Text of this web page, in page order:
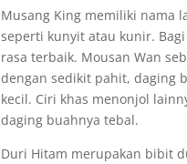
Musang King memiliki nama
seperti kunyit atau kunir.
rasa terbaik. Mousan Wan
dengan sedikit pahit, daging
kecil. Ciri khas menonjol
daging buahnya tebal.
Duri Hitam merupakan bibit